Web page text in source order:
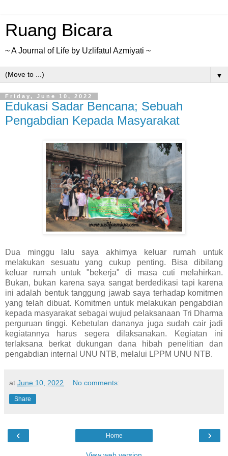
Ruang Bicara
~ A Journal of Life by Uzlifatul Azmiyati ~
▼
Friday, June 10, 2022
Edukasi Sadar Bencana; Sebuah
Pengabdian Kepada Masyarakat
Dua minggu lalu saya akhirnya keluar rumah untuk
melakukan sesuatu yang cukup penting. Bisa dibilang
keluar rumah untuk "bekerja" di masa cuti melahirkan.
Bukan, bukan karena saya sangat berdedikasi tapi karena
ini adalah bentuk tanggung jawab saya terhadap komitmen
yang telah dibuat. Komitmen untuk melakukan pengabdian
kepada masyarakat sebagai wujud pelaksanaan Tri Dharma
perguruan tinggi. Kebetulan dananya juga sudah cair jadi
kegiatannya harus segera dilaksanakan. Kegiatan ini
terlaksana berkat dukungan dana hibah penelitian dan
pengabdian internal UNU NTB, melalui LPPM UNU NTB.
at June 10, 2022 No comments:
Share
‹ ›
Home